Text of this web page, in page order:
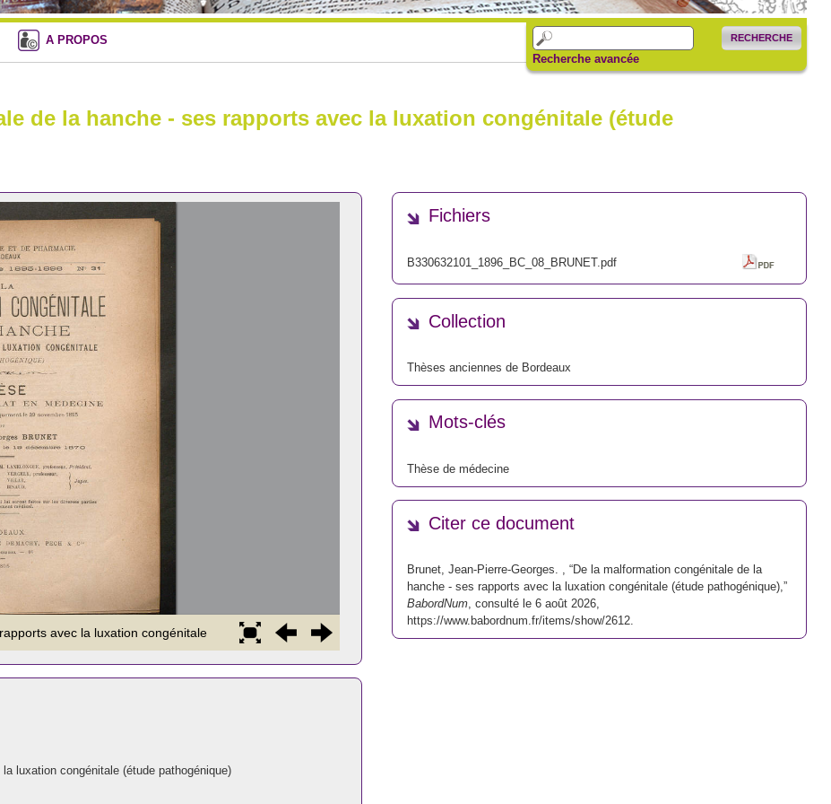
RECHERCHE
Recherche avancée
A PROPOS
de la hanche - ses rapports avec la luxation congénitale (étude
luxation congénitale (étude pathogénique)
Fichiers
B330632101_1896_BC_08_BRUNET.pdf
Collection
Thèses anciennes de Bordeaux
Mots-clés
Thèse de médecine
Citer ce document
Brunet, Jean-Pierre-Georges. , “De la malformation congénitale de la
hanche - ses rapports avec la luxation congénitale (étude pathogénique),”
BabordNum, consulté le 6 août 2026,
https://www.babordnum.fr/items/show/2612.